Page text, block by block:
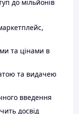
до мільйонів
та цінами в
та видачею
введення
досвід